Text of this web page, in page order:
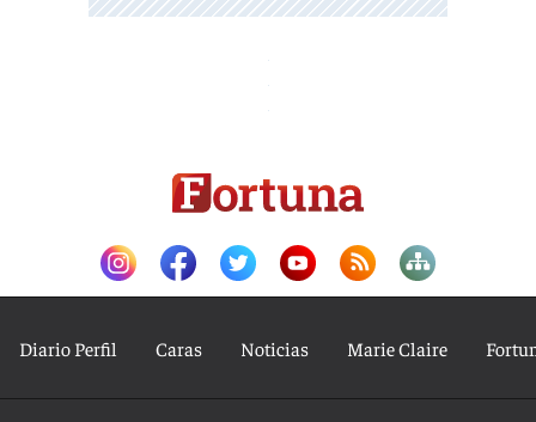
Diario Perfil Caras Noticias Marie Claire